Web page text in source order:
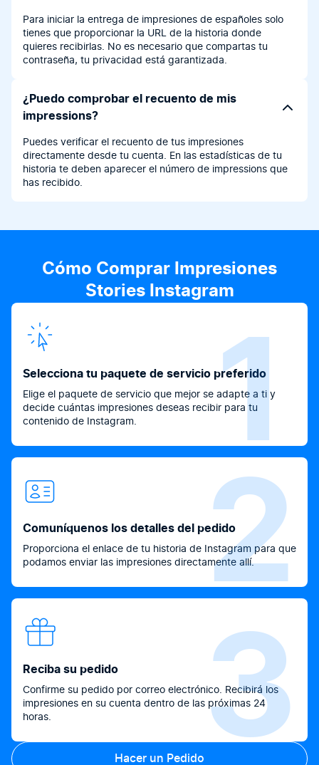
Para iniciar la entrega de impresiones de españoles solo
tienes que proporcionar la URL de la historia donde
quieres recibirlas. No es necesario que compartas tu
contraseña, tu privacidad está garantizada.
¿Puedo comprobar el recuento de mis
impressions?
Puedes verificar el recuento de tus impresiones
directamente desde tu cuenta. En las estadísticas de tu
historia te deben aparecer el número de impressions que
has recibido.
Cómo Comprar Impresiones
Stories Instagram
1
Selecciona tu paquete de servicio preferido
Elige el paquete de servicio que mejor se adapte a ti y
decide cuántas impresiones deseas recibir para tu
contenido de Instagram.
2
Comuníquenos los detalles del pedido
Proporciona el enlace de tu historia de Instagram para que
podamos enviar las impresiones directamente allí.
3
Reciba su pedido
Confirme su pedido por correo electrónico. Recibirá los
impresiones en su cuenta dentro de las próximas 24
horas.
Hacer un Pedido